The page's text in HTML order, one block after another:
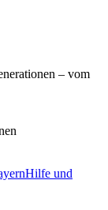
Hilfe und